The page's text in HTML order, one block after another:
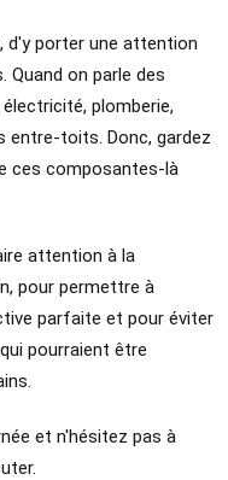
d'y porter une attention
Quand on parle des
plomberie,
toits. Donc, gardez
ces composantes-là
attention à la
pour permettre à
parfaite et pour éviter
pourraient être
et n'hésitez pas à